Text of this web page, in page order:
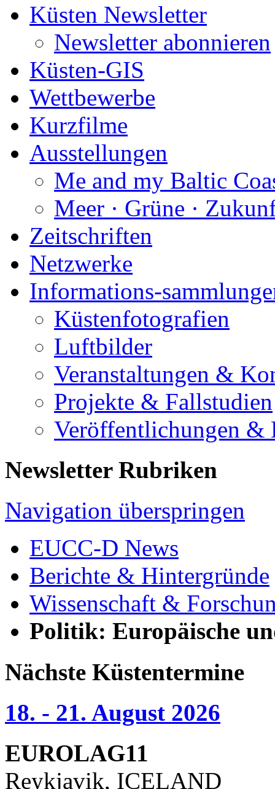
Küsten Newsletter
Newsletter abonnieren
Küsten-GIS
Wettbewerbe
Kurzfilme
Ausstellungen
Me and my Baltic
Meer · Grüne ·
Zeitschriften
Netzwerke
Informations-
Küstenfotografien
Luftbilder
Veranstaltungen &
Projekte & Fallstudien
Veröffentlichungen &
Newsletter Rubriken
Navigation überspringen
EUCC-D News
Berichte & Hintergründe
Wissenschaft &
Politik: Europäische
Nächste Küstentermine
18. - 21. August 2026
EUROLAG11
Reykjavik, ICELAND